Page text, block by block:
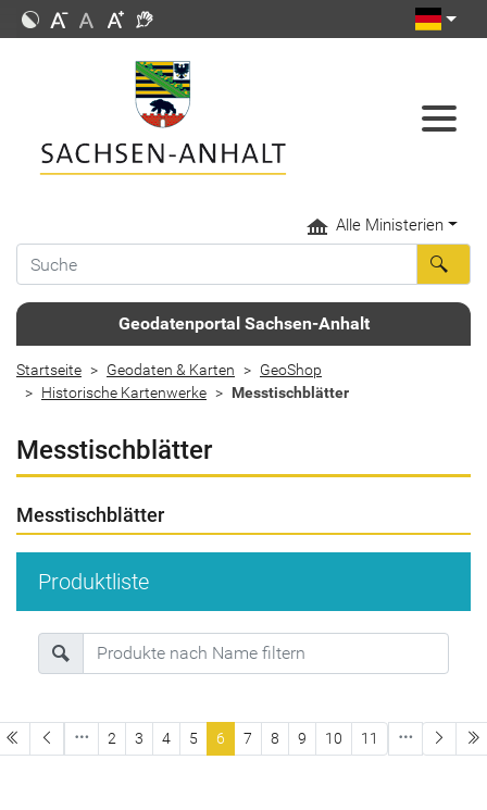
Alle Ministerien
Geodatenportal Sachsen-Anhalt
Startseite Geodaten & Karten
GeoShop
Historische Kartenwerke
Messtischblätter
Messtischblätter
Messtischblätter
Produktliste
erste Seite 2 3 4 5 6 7 8 9 10 11